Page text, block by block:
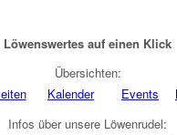
Löwenswertes auf einen Klick
Übersichten:
Kalender Events
Infos über unsere Löwenrudel: